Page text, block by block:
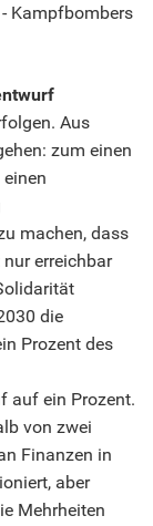
Kampfbombers
Aus
zum einen
machen, dass
erreichbar
die
Prozent des
auf ein Prozent.
von zwei
Finanzen in
aber
Mehrheiten